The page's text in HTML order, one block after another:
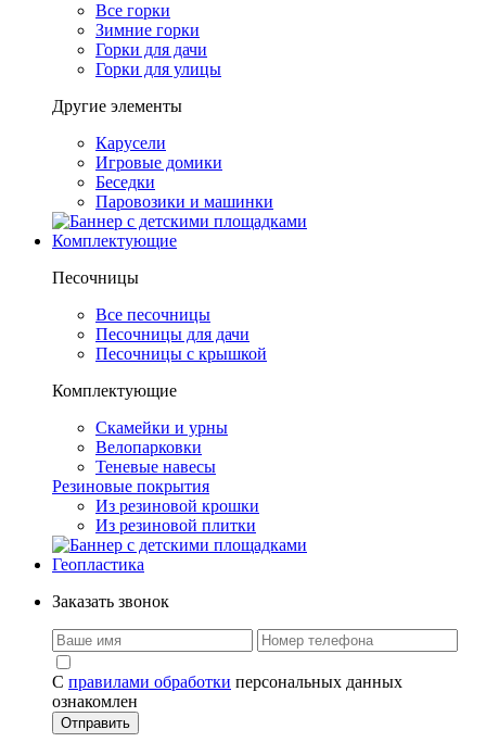
Все горки
Зимние горки
Горки для дачи
Горки для улицы
Другие элементы
Карусели
Игровые домики
Беседки
Паровозики и машинки
Комплектующие
Песочницы
Все песочницы
Песочницы для дачи
Песочницы с крышкой
Комплектующие
Скамейки и урны
Велопарковки
Теневые навесы
Резиновые покрытия
Из резиновой крошки
Из резиновой плитки
Геопластика
Заказать звонок
С правилами обработки персональных данных
ознакомлен